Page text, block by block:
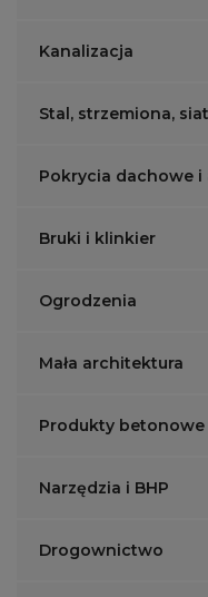
Kanalizacja
Stal, strzemiona,
Pokrycia dachowe i
Bruki i klinkier
Ogrodzenia
Mała architektura
Produkty betonowe
Narzędzia i BHP
Drogownictwo